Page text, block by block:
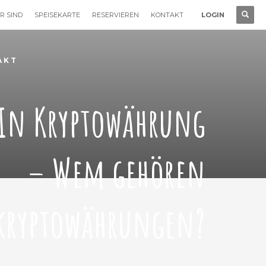
SIND SPEISEKARTE RESERVIEREN KONTAKT LOGIN
Kryptowährung
– Wem gehören